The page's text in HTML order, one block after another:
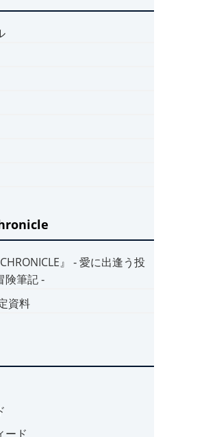
』 ‐ 愛に出逢う投
険筆記 ‐
資料
ード